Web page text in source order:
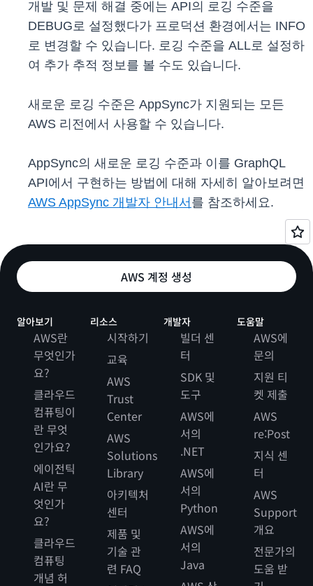
개발 및 문제 해결 중에는 API의 로깅 수준을
DEBUG로 설정했다가 프로덕션 환경에서는 INFO
로 변경할 수 있습니다. 로깅 수준을 ALL로 설정하
여 추가 추적 정보를 볼 수도 있습니다.
새로운 로깅 수준은 AppSync가 지원되는 모든
AWS 리전에서 사용할 수 있습니다.
AppSync의 새로운 로깅 수준과 이를 GraphQL
API에서 구현하는 방법에 대해 자세히 알아보려면
AWS AppSync 개발자 안내서 를 참조하세요.
AWS 계정 생성
알아보기
AWS란
무엇인가
요?
클라우드
컴퓨팅이
란 무엇
인가요?
에이전틱
AI란 무
엇인가
요?
클라우드
컴퓨팅
개념 허
리소스
시작하기
교육
AWS
Trust
Center
AWS
Solutions
Library
아키텍처
센터
제품 및
기술 관
련 FAQ
개발자
빌더 센
터
SDK 및
도구
AWS에
서의
.NET
AWS에
서의
Python
AWS에
서의
Java
도움말
AWS에
문의
지원 티
켓 제출
AWS
re:Post
지식 센
터
AWS
Support
개요
전문가의
도움 받